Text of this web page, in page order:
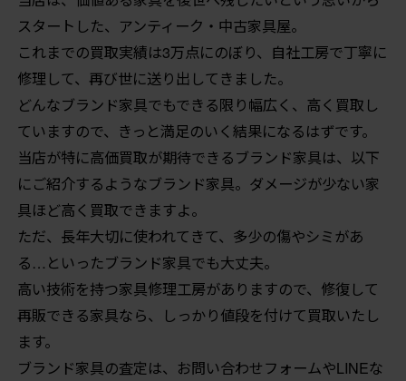
スタートした、アンティーク・中古家具屋。
これまでの買取実績は3万点にのぼり、自社工房で丁寧に
修理して、再び世に送り出してきました。
どんなブランド家具でもできる限り幅広く、高く買取し
ていますので、きっと満足のいく結果になるはずです。
当店が特に高価買取が期待できるブランド家具は、以下
にご紹介するようなブランド家具。ダメージが少ない家
具ほど高く買取できますよ。
ただ、長年大切に使われてきて、多少の傷やシミがあ
る…といったブランド家具でも大丈夫。
高い技術を持つ家具修理工房がありますので、修復して
再販できる家具なら、しっかり値段を付けて買取いたし
ます。
ブランド家具の査定は、お問い合わせフォームやLINEな